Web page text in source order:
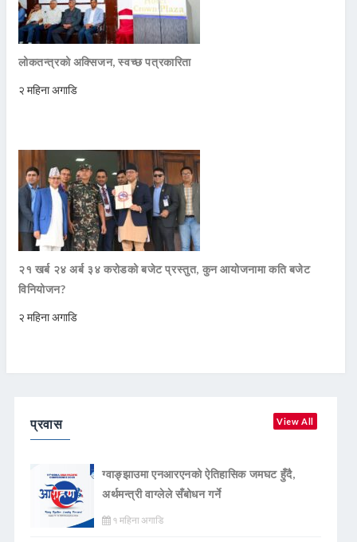
लोकतन्त्रको अक्सिजन, स्वच्छ पत्रकारिता
२ महिना अगाडि
२१ खर्ब २४ अर्ब ३४ करोडको बजेट प्रस्तुत, कुन आयोजनामा कति बजेट
विनियोजन?
२ महिना अगाडि
प्रवास View All
ग्वाङ्झाउमा एनआरएनको ऐतिहासिक जमघट हुँदै,
अर्थमन्त्री वाग्लेले सँबोधन गर्ने
१ महिना अगाडि